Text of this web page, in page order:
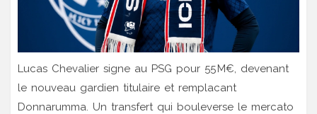
Lucas Chevalier signe au PSG pour 55 M€, devenant
le nouveau gardien titulaire et remplacant
Donnarumma. Un transfert qui bouleverse le mercato